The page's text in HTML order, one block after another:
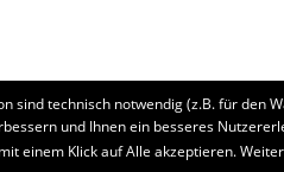
sind technisch notwendig (z.B. für den
und Ihnen ein besseres
einem Klick auf Alle akzeptieren.